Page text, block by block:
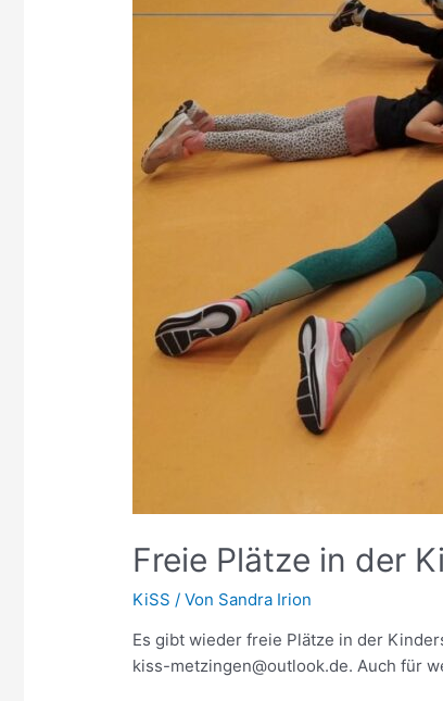
Freie Plätze in der
KiSS / Von Sandra Irion
Es gibt wieder freie Plätze in der
kiss-metzingen@outlook.de. Auch für